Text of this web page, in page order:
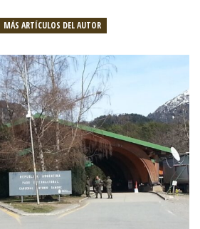
MÁS ARTÍCULOS DEL AUTOR